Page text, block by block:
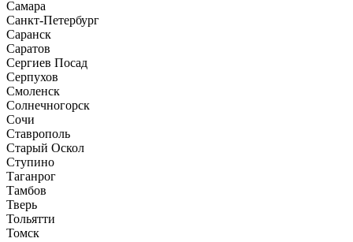
Самара
Санкт-Петербург
Саранск
Саратов
Сергиев Посад
Серпухов
Смоленск
Солнечногорск
Сочи
Ставрополь
Старый Оскол
Ступино
Таганрог
Тамбов
Тверь
Тольятти
Томск